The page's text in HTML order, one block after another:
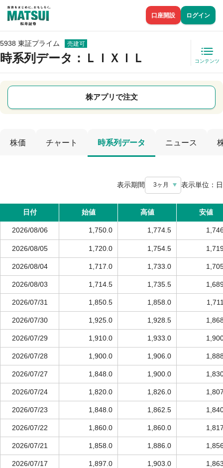
口座開設 ログイン
5938 東証プライム 売建可
時系列データ ：ＬＩＸＩＬ コンテンツ
株アプリで注文
株価 チャート 時系列データ ニュース
表示期間 3ヶ月 表示単位： 日
日付 始値 高値 安値
2026/08/06 1,750.0 1,774.5
2026/08/05 1,720.0 1,754.5
2026/08/04 1,717.0 1,733.0
2026/08/03 1,714.5 1,735.5
2026/07/31 1,850.5 1,858.0
2026/07/30 1,925.0 1,928.5
2026/07/29 1,910.0 1,933.0
2026/07/28 1,900.0 1,906.0
2026/07/27 1,848.0 1,900.0
2026/07/24 1,820.0 1,826.0
2026/07/23 1,848.0 1,862.5
2026/07/22 1,860.0 1,860.0
2026/07/21 1,858.0 1,886.0
2026/07/17 1,897.0 1,903.0